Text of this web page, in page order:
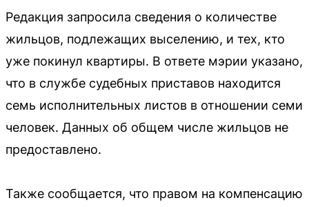
Редакция запросила сведения о количестве
жильцов, подлежащих выселению, и тех, кто
уже покинул квартиры. В ответе мэрии указано,
что в службе судебных приставов находится
семь исполнительных листов в отношении семи
человек. Данных об общем числе жильцов не
предоставлено.
Также сообщается, что правом на компенсацию